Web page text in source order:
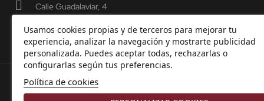
Usamos cookies propias y de terceros para mejorar tu
experiencia, analizar la navegación y mostrarte publicidad
personalizada. Puedes aceptar todas, rechazarlas o
configurarlas según tus preferencias.
Política de cookies
Calle Guadalaviar, 4
© 2000-2026 Laoficinaonline.